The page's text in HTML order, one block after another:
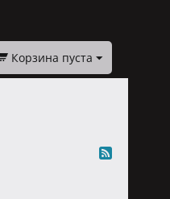
Корзина пуста